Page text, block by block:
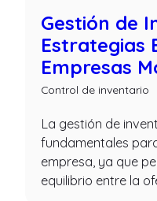
Gestión de
Estrategias
Empresas
Control de inventario
La gestión de
fundamentales
empresa, ya que
equilibrio entre la